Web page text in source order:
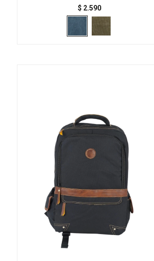
$ 2.590